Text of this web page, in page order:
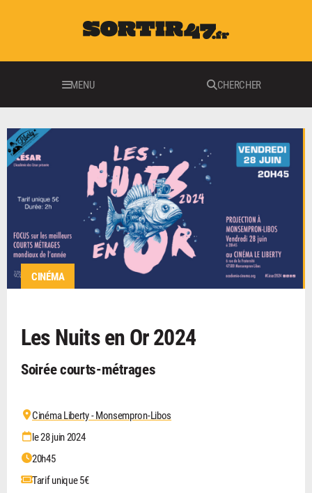
MENU CHERCHER
CINÉMA
Les Nuits en Or 2024
Soirée courts-métrages
Cinéma Liberty - Monsempron-Libos
le 28 juin 2024
20h45
Tarif unique 5€